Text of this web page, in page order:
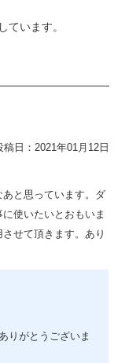
います。
稿日： 2021年01月12日
と思っています。ダ
使いたいとおもいま
せて頂きます。あり
りがとうございま